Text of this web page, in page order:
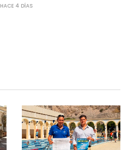
HACE 4 DÍAS